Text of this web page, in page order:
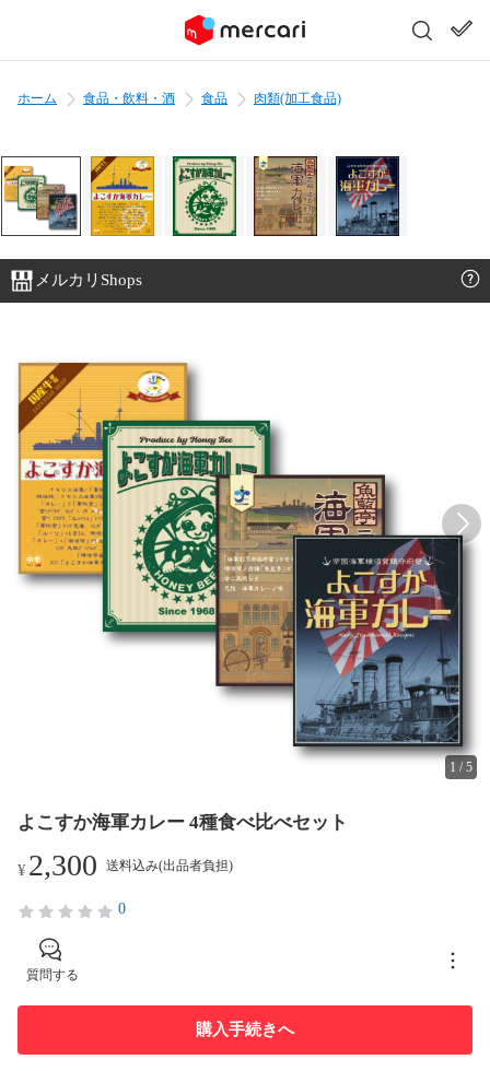
ホーム 食品・飲料・酒 食品 肉類(加工食品)
メルカリShops
1 /5
よこすか海軍カレー 4種食べ比べセット
¥2,300 送料込み(出品者負担)
0
質問する
購入手続きへ